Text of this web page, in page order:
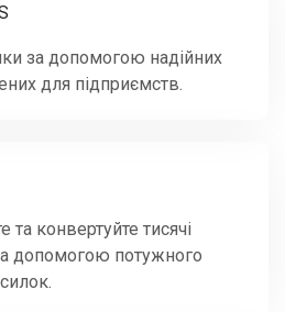
за допомогою надійних
для підприємств.
та конвертуйте тисячі
допомогою потужного